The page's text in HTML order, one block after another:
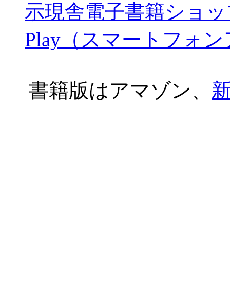
示現舎電子書籍ショ
Play（スマートフォ
書籍版はアマゾン、